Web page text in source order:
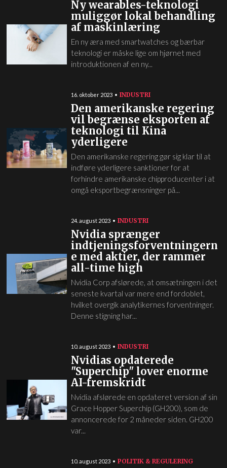
Ny wearables-teknologi
muliggør lokal behandling
af maskinlæring
En ny æra med smartwatches og bærbar
teknologi er måske lige om hjørnet med
introduktionen af en ny...
16. oktober 2023 INDUSTRI
Den amerikanske regering
vil begrænse eksporten af
teknologi til Kina
yderligere
Den amerikanske regering gør sig klar til at
indføre yderligere sanktioner for at
forhindre amerikanske chipproducenter i at
omgå eksportbegrænsninger på...
24. august 2023 INDUSTRI
Nvidia sprænger
indtjeningsforventningern
e med aktier, der rammer
all-time high
Nvidia Corp afslørede, at omsætningen i det
seneste kvartal var mere end fordoblet,
hvilket overgik analytikernes forventninger.
Denne stigning har...
10. august 2023 INDUSTRI
Nvidias opdaterede
"Superchip" lover enorme
AI-fremskridt
Nvidia afslørede en opdateret version af sin
Grace Hopper Superchip (GH200), som de
annoncerede for 2 måneder siden. GH200
var...
10. august 2023 POLITIK & REGULERING